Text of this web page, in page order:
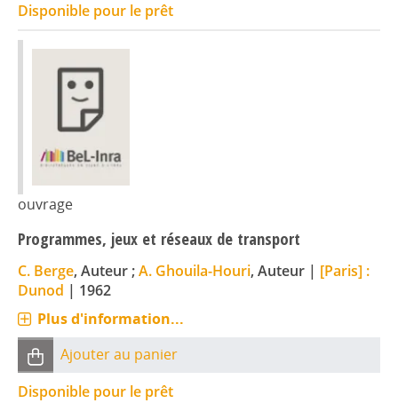
Disponible pour le prêt
ouvrage
Programmes, jeux et réseaux de transport
C. Berge, Auteur ;A. Ghouila-Houri, Auteur | [Paris] :
Dunod | 1962
Plus d'information...
Ajouter au panier
Disponible pour le prêt